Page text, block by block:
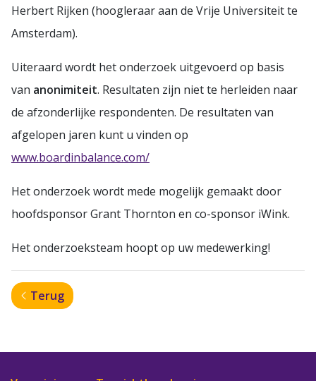
Herbert Rijken (hoogleraar aan de Vrije Universiteit te
Amsterdam).
Uiteraard wordt het onderzoek uitgevoerd op basis
van anonimiteit. Resultaten zijn niet te herleiden naar
de afzonderlijke respondenten. De resultaten van
afgelopen jaren kunt u vinden op
www.boardinbalance.com/
Het onderzoek wordt mede mogelijk gemaakt door
hoofdsponsor Grant Thornton en co-sponsor iWink.
Het onderzoeksteam hoopt op uw medewerking!
Terug